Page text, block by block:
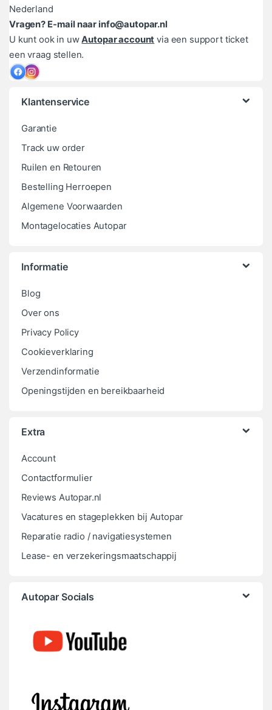
Nederland
Vragen? E-mail naar info@autopar.nl
U kunt ook in uwAutopar account via een support ticket
een vraag stellen.
Klantenservice
Garantie
Track uw order
Ruilen en Retouren
Bestelling Herroepen
Algemene Voorwaarden
Montagelocaties Autopar
Informatie
Blog
Over ons
Privacy Policy
Cookieverklaring
Verzendinformatie
Openingstijden en bereikbaarheid
Extra
Account
Contactformulier
Reviews Autopar.nl
Vacatures en stageplekken bij Autopar
Reparatie radio / navigatiesystemen
Lease- en verzekeringsmaatschappij
Autopar Socials